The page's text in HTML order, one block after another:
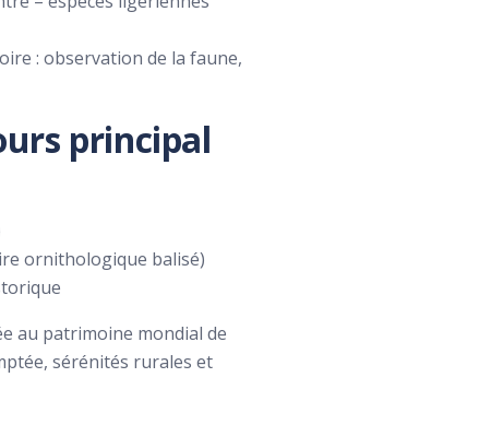
: observation de la faune,
principal
ornithologique balisé)
au patrimoine mondial de
sérénités rurales et